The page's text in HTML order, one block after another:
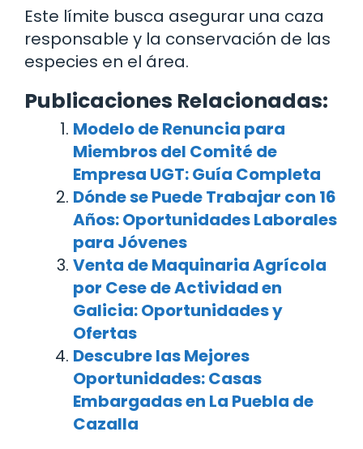
Este límite busca asegurar una caza
responsable y la conservación de las
especies en el área.
Publicaciones Relacionadas:
Modelo de Renuncia para
Miembros del Comité de
Empresa UGT: Guía Completa
Dónde se Puede Trabajar con 16
Años: Oportunidades Laborales
para Jóvenes
Venta de Maquinaria Agrícola
por Cese de Actividad en
Galicia: Oportunidades y
Ofertas
Descubre las Mejores
Oportunidades: Casas
Embargadas en La Puebla de
Cazalla